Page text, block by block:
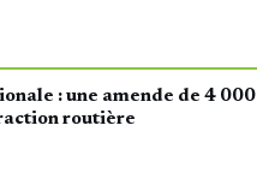
: une amende de 4 000
routière